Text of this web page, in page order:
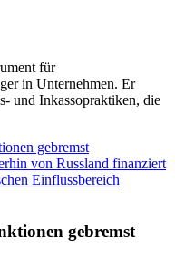
für
in Unternehmen. Er
und Inkassopraktiken, die
gebremst
von Russland finanziert
Einflussbereich
gebremst